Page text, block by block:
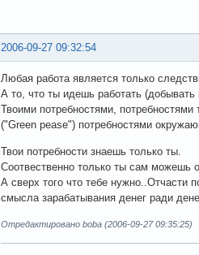
2006-09-27 09:32:54
Любая работа является только
А то, что ты идешь работать
Твоими потребностями,
("Green pease") потребностями
Твои потребности знаешь только ты.
Соотвественно только ты сам можешь
А сверх того что тебе нужно..Отчасти
смысла зарабатывания денег ради
Отредактировано boba (2006-09-27 09:35:25)